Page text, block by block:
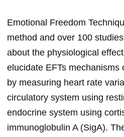
Emotional Freedom
method and over 100
about the physiological
elucidate EFTs
by measuring heart rate
circulatory system using
endocrine system using
immunoglobulin A (SigA).